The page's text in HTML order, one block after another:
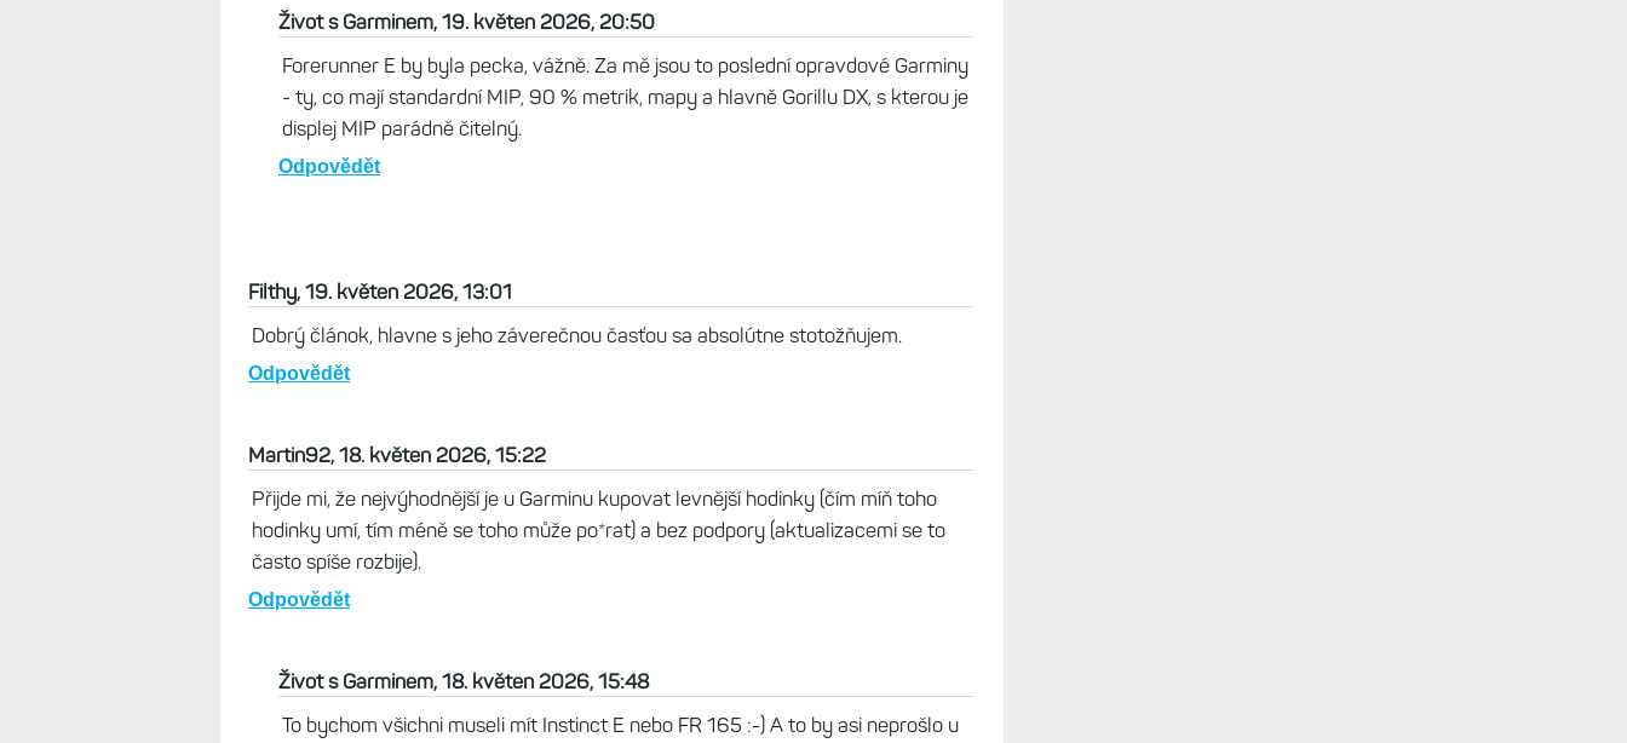
Život s Garminem, 19. květen 2026, 20:50
Forerunner E by byla pecka, vážně. Za mě jsou to poslední opravdové Garminy
- ty, co mají standardní MIP, 90 % metrik, mapy a hlavně Gorillu DX, s kterou je
displej MIP parádně čitelný.
Odpovědět
Filthy, 19. květen 2026, 13:01
Dobrý článok, hlavne s jeho záverečnou časťou sa absolútne stotožňujem.
Odpovědět
Martin92, 18. květen 2026, 15:22
Přijde mi, že nejvýhodnější je u Garminu kupovat levnější hodinky (čím míň toho
hodinky umí, tím méně se toho může po*rat) a bez podpory (aktualizacemi se to
často spíše rozbije).
Odpovědět
Život s Garminem, 18. květen 2026, 15:48
To bychom všichni museli mít Instinct E nebo FR 165 :-) A to by asi neprošlo u